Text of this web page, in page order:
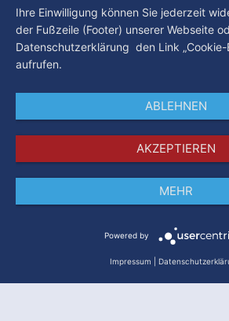
Datenschutz
Ihre Einwilligung können Sie jederzeit
der Fußzeile (Footer) unserer Webseite
Datenschutzerklärung den Link „Cookie-
aufrufen.
ABLEHNEN
AKZEPTIEREN
MEHR
Powered by
Impressum